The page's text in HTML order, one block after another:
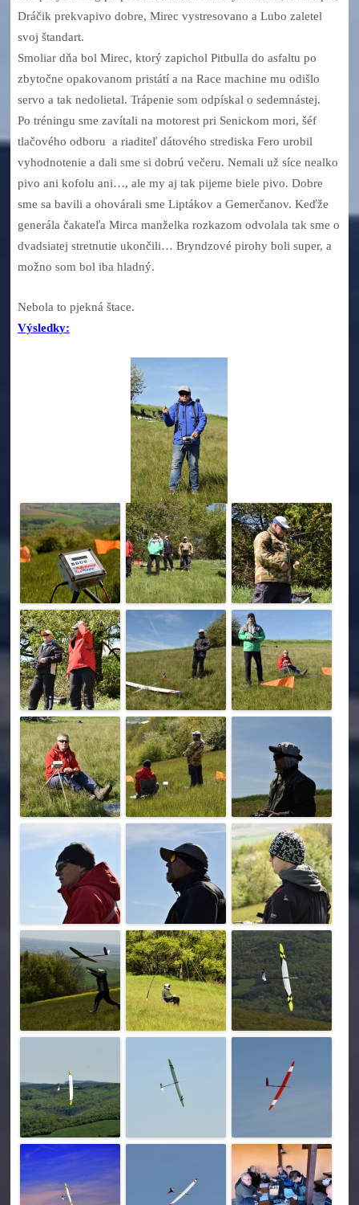
Dráčik prekvapivo dobre, Mirec vystresovano a Lubo zaletel
svoj štandart.
Smoliar dňa bol Mirec, ktorý zapichol Pitbulla do asfaltu po
zbytočne opakovanom pristátí a na Race machine mu odišlo
servo a tak nedolietal. Trápenie som odpískal o sedemnástej.
Po tréningu sme zavítali na motorest pri Senickom mori, šéf
tlačového odboru a riaditeľ dátového strediska Fero urobil
vyhodnotenie a dali sme si dobrú večeru. Nemali už síce nealko
pivo ani kofolu ani…, ale my aj tak pijeme biele pivo. Dobre
sme sa bavili a ohovárali sme Liptákov a Gemerčanov. Keďže
generála čakateľa Mirca manželka rozkazom odvolala tak sme o
dvadsiatej stretnutie ukončili… Bryndzové pirohy boli super, a
možno som bol iba hladný.
Nebola to pjekná štace.
Výsledky: